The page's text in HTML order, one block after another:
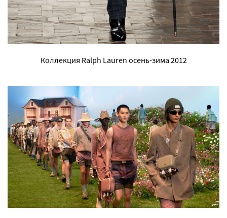
Коллекция Ralph Lauren осень-зима 2012